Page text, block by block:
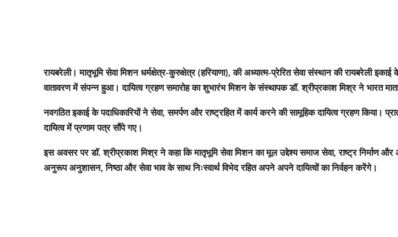
रायबरेली। मातृभूमि सेवा मिशन धर्मक्षेत्र-कुरुक्षेत्र (हरियाणा), की अध्यात्म-प्रेरित सेवा संस्थान की रायबरेली
वातावरण में संपन्न हुआ। दायित्व ग्रहण समारोह का शुभारंभ मिशन के संस्थापक डॉ. श्रीप्रकाश मिश्र ने भारत
नवगठित इकाई के पदाधिकारियों ने सेवा, समर्पण और राष्ट्रहित में कार्य करने की सामूहिक दायित्व ग्रहण
दायित्व में प्रणाम पत्र सौंपे गए।
इस अवसर पर डॉ. श्रीप्रकाश मिश्र ने कहा कि मातृभूमि सेवा मिशन का मूल उद्देश्य समाज सेवा, राष्ट्र निर्माण
अनुरूप अनुशासन, निष्ठा और सेवा भाव के साथ निःस्वार्थ विभेद रहित अपने अपने दायित्वों का निर्वहन करेंगे।